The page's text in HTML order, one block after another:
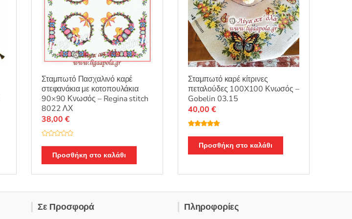
Σταμπωτό Πασχαλινό καρέ
στεφανάκια με κοτοπουλάκια
90×90 Κνωσός – Regina stitch
8022 ΛΧ
α
ο
ο
θ
κ
ε
38,00 €
Προσθήκη στο καλάθι
Σταμπωτό καρέ κίτρινες
πεταλούδες 100X100 Κνωσός –
Gobelin 03.15
θηκε με5.00
από 5
40,00 €
Προσθήκη στο καλάθι
Σε Προσφορά Πληροφορίες